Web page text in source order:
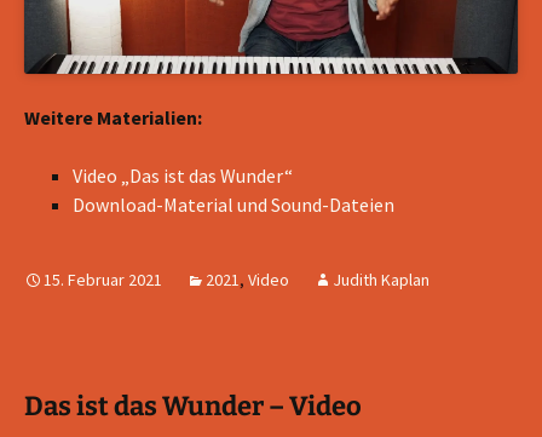
Weitere Materialien:
Video „Das ist das Wunder“
Download-Material und Sound-Dateien
15. Februar 2021 2021, Video Judith Kaplan
Das ist das Wunder – Video